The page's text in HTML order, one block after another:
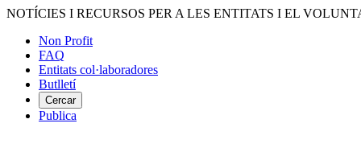
Vés
contingut
NOTÍCIES I RECURSOS PER A LES ENTITATS I EL
Menú
del
compte
d'usuari
Non Profit
FAQ
Entitats col·laboradores
Butlletí
Cercar
Publica